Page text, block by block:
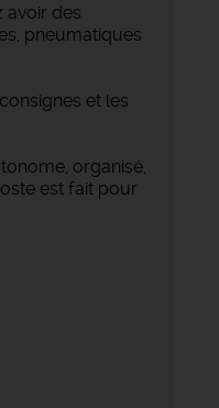
avoir des
pneumatiques
et les
organisé,
est fait pour